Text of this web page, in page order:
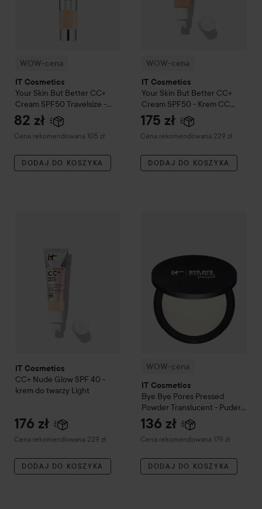
WOW-cena
IT Cosmetics
Your Skin But Better CC+
Cream SPF50 Travelsize -
Krem CC w formacie
podróżnymMedium
82 zł
Cena rekomendowana 105 zł
Zalecana cena 105 zł
DODAJ DO KOSZYKA
WOW-cena
IT Cosmetics
Your Skin But Better CC+
Cream SPF50 - Krem CC
Medium
175 zł
Cena rekomendowana 229 zł
Zalecana cena 229 zł
DODAJ DO KOSZYKA
IT Cosmetics
CC+ Nude Glow SPF 40 -
krem do twarzy Light
176 zł
Cena rekomendowana 229 zł
Zalecana cena 229 zł
DODAJ DO KOSZYKA
WOW-cena
IT Cosmetics
Bye Bye Pores Pressed
Powder Translucent - Puder
prasowany
136 zł
Cena rekomendowana 179 zł
Zalecana cena 179 zł
DODAJ DO KOSZYKA